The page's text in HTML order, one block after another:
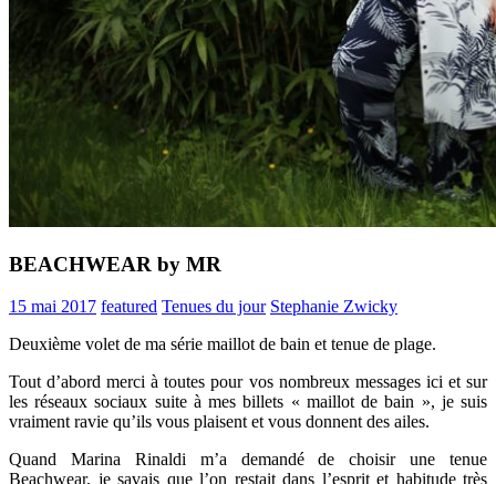
BEACHWEAR by MR
15 mai 2017 featured Tenues du jour Stephanie Zwicky
Deuxième volet de ma série maillot de bain et tenue de plage.
Tout d’abord merci à toutes pour vos nombreux messages ici et sur
les réseaux sociaux suite à mes billets « maillot de bain », je suis
vraiment ravie qu’ils vous plaisent et vous donnent des ailes.
Quand Marina Rinaldi m’a demandé de choisir une tenue
Beachwear, je savais quel’on restait dans l’esprit et habitude très